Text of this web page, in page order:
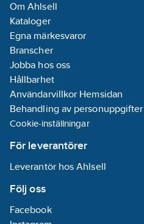
5 timmar
USB-A utgång: 5V/2A
Startspänning för
fordon: 12V
Luftflöde: 25 liter/min
Artikelnummer:
Lev. artikelnr: 103723
Ean
artikelnr:
3394661037237
Materialklass TH4080
Om Ahlsell
Kataloger
Egna märkesvaror
Branscher
Jobba hos oss
Hållbarhet
Användarvillkor Hemsidan
Behandling av personuppgifter
Cookie-inställningar
För leverantörer
Leverantör hos Ahlsell
Följ oss
Facebook